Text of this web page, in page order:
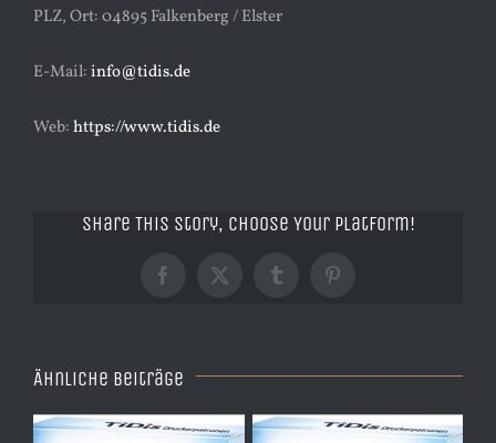
PLZ, Ort: 04895 Falkenberg / Elster
E-Mail:info@tidis.de
Web:https://www.tidis.de
Share This Story, Choose Your Platform!
Facebook
X TumblrPinterest
Ähnliche Beiträge